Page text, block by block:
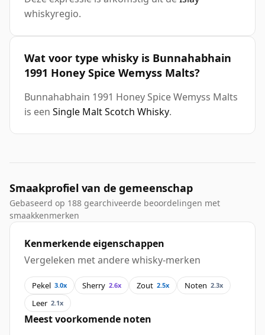
whiskyregio.
Wat voor type whisky is Bunnahabhain
1991 Honey Spice Wemyss Malts?
Bunnahabhain 1991 Honey Spice Wemyss Malts
is een Single Malt Scotch Whisky.
Smaakprofiel van de gemeenschap
Gebaseerd op 188 gearchiveerde beoordelingen met
smaakkenmerken
Kenmerkende eigenschappen
Vergeleken met andere whisky-merken
Pekel 3.0x Sherry 2.6x Zout 2.5x Noten 2.3x
Leer 2.1x
Meest voorkomende noten